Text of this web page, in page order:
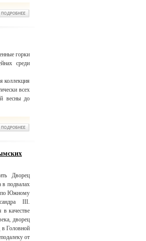
горки
среди
коллекция
всех
весны до
Дворец
в подвалах
по Южному
III.
в качестве
дворец
от